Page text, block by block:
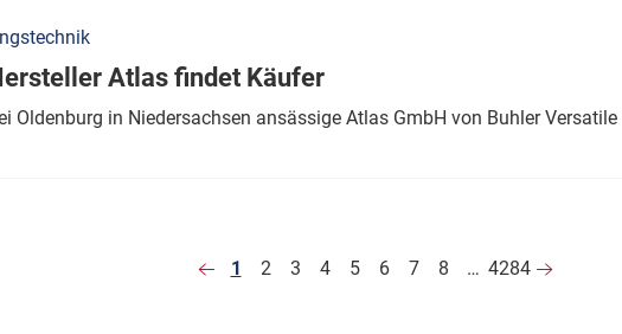
Atlas findet Käufer
Oldenburg in Niedersachsen ansässige Atlas GmbH von Buhler
1 2 3 4 5 6 7 8 … 4284